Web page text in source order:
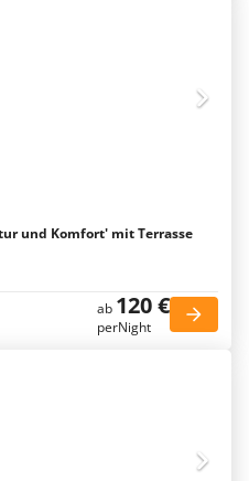
und Komfort' mit Terrasse
ab 120 €
perNight